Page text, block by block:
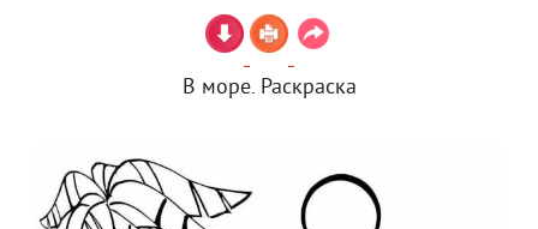
В море. Раскраска